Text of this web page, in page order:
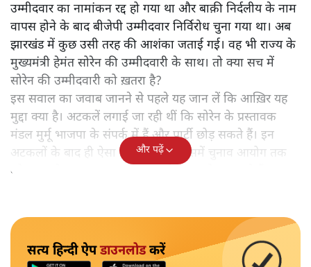
उम्मीदवार का नामांकन रद्द हो गया था और बाक़ी निर्दलीय के नाम
वापस होने के बाद बीजेपी उम्मीदवार निर्विरोध चुना गया था। अब
झारखंड में कुछ उसी तरह की आशंका जताई गई। वह भी राज्य के
मुख्यमंत्री हेमंत सोरेन की उम्मीदवारी के साथ। तो क्या सच में
सोरेन की उम्मीदवारी को ख़तरा है?
इस सवाल का जवाब जानने से पहले यह जान लें कि आख़िर यह
मुद्दा क्या है। अटकलें लगाई जा रही थीं कि सोरेन के प्रस्तावक
मंडल मुर्मू भाजपा के संपर्क में हैं और पार्टी छोड़ सकते हैं। इन
अटकलों के बाद ही ऐसा ड्रामा हुआ कि इसमें चुनाव आयोग तक
को दखल देना पड़ा। अब इस पर आरोप-प्रत्यारोप लग रहे हैं।
और पढ़ें
सत्य हिन्दी ऐपडाउनलोडकरें